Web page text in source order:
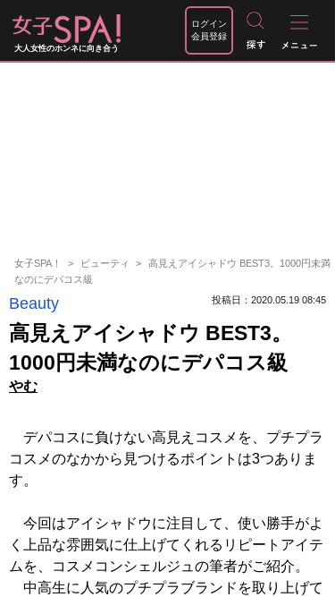
大人女性のホンネに向き合う
ログイン
会員登録
女子SPA！ ビューティ
高見えアイシャドウ BEST3。1000円未満
なのにデパコス級
Beauty 投稿日：2020.05.19 08:45
高見えアイシャドウ BEST3。
1000円未満なのにデパコス級
やむ
デパコスに負けない高見えコスメを、プチプラ
コスメのなかから見つけるポイントは3つありま
す。
今回はアイシャドウに注目して、使い勝手がよ
く上品な雰囲気に仕上げてくれるリピートアイテ
ムを、コスメコンシェルジュの筆者がご紹介。
中高生に人気のプチプラブランドを取り上げて